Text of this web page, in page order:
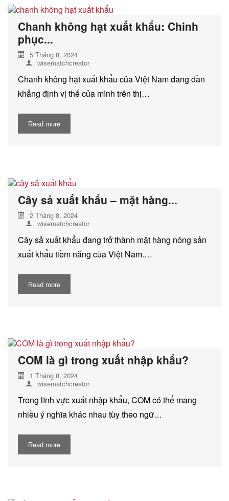
Chanh không hạt xuất khẩu: Chinh
phục...
5 Tháng 8, 2024
wisematchcreator
Chanh không hạt xuất khẩu của Việt Nam đang dần
khẳng định vị thế của mình trên thị…
Read more
Cây sả xuất khẩu – mặt hàng...
2 Tháng 8, 2024
wisematchcreator
Cây sả xuất khẩu đang trở thành mặt hàng nông sản
xuất khẩu tiềm năng của Việt Nam.…
Read more
COM là gì trong xuất nhập khẩu?
1 Tháng 8, 2024
wisematchcreator
Trong lĩnh vực xuất nhập khẩu, COM có thể mang
nhiều ý nghĩa khác nhau tùy theo ngữ…
Read more